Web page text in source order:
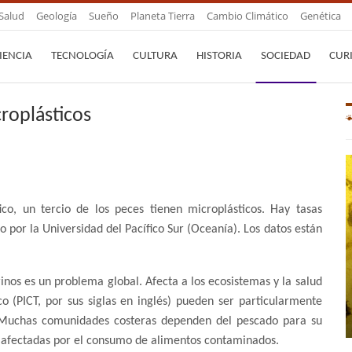
Geología Sueño Planeta Tierra Cambio Climático Genética
TECNOLOGÍA CULTURA HISTORIA SOCIEDAD
un tercio de los peces tienen microplásticos. Hay tasas
la Universidad del Pacífico Sur (Oceanía). Los datos están
es un problema global. Afecta a los ecosistemas y la salud
(PICT, por sus siglas en inglés) pueden ser particularmente
comunidades costeras dependen del pescado para su
por el consumo de alimentos contaminados.